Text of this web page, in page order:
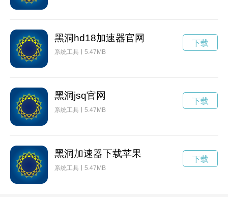
黑洞hd18加速器官网
系统工具 5.47MB
下载
黑洞jsq官网
系统工具 5.47MB
下载
黑洞加速器下载苹果
系统工具 5.47MB
下载